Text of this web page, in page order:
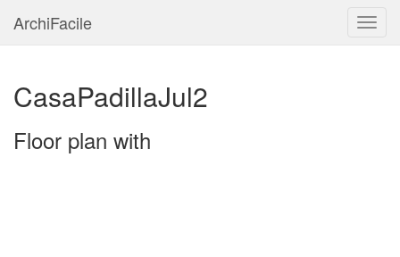
ArchiFacile
CasaPadillaJul2
Floor plan with